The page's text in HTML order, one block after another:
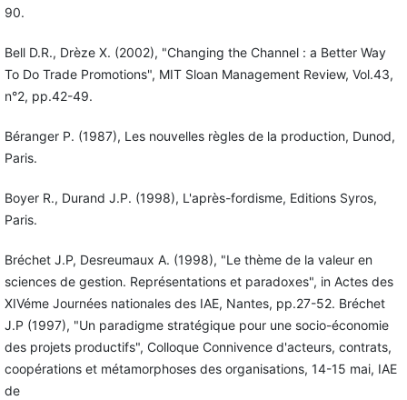
90.
Bell D.R., Drèze X. (2002), "Changing the Channel : a Better Way
To Do Trade Promotions", MIT Sloan Management Review, Vol.43,
n°2, pp.42-49.
Béranger P. (1987), Les nouvelles règles de la production, Dunod,
Paris.
Boyer R., Durand J.P. (1998), L'après-fordisme, Editions Syros,
Paris.
Bréchet J.P, Desreumaux A. (1998), "Le thème de la valeur en
sciences de gestion. Représentations et paradoxes", in Actes des
XIVéme Journées nationales des IAE, Nantes, pp.27-52. Bréchet
J.P (1997), "Un paradigme stratégique pour une socio-économie
des projets productifs", Colloque Connivence d'acteurs, contrats,
coopérations et métamorphoses des organisations, 14-15 mai, IAE
de